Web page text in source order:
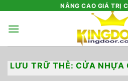
nội
NÂNG CAO GIÁ TRỊ
LƯU TRỮ THẺ:CỬA NHỰA